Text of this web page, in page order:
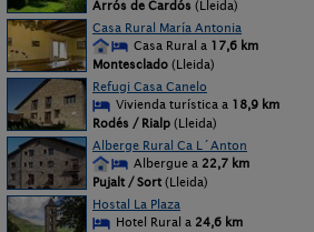
Arrós de Cardós (Lleida)
Casa Rural María Antonia
Casa Rural a 17,6 km
Montesclado (Lleida)
Refugi Casa Canelo
Vivienda turística a 18,9 km
Rodés / Rialp (Lleida)
Alberge Rural Ca L´Anton
Albergue a 22,7 km
Pujalt / Sort (Lleida)
Hostal La Plaza
Hotel Rural a 24,6 km